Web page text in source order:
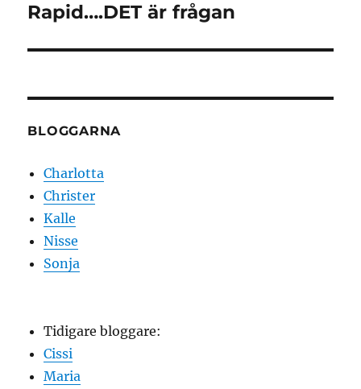
inlägg:
Rapid….DET är frågan
BLOGGARNA
Charlotta
Christer
Kalle
Nisse
Sonja
Tidigare bloggare:
Cissi
Maria